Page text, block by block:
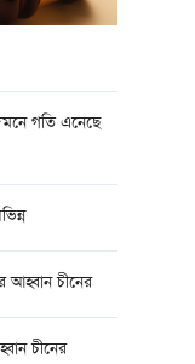
গতি এনেছে
আহ্বান চীনের
চীনের